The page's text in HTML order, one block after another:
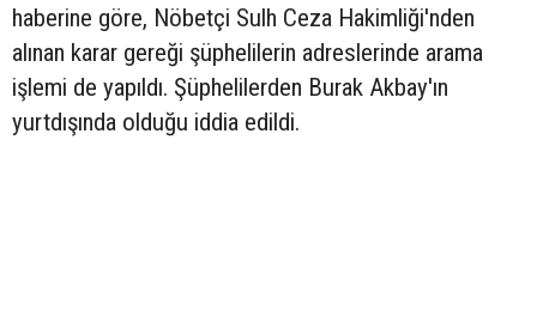
haberine göre, Nöbetçi Sulh Ceza Hakimliği'nden
alınan karar gereği şüphelilerin adreslerinde arama
işlemi de yapıldı. Şüphelilerden Burak Akbay'ın
yurtdışında olduğu iddia edildi.